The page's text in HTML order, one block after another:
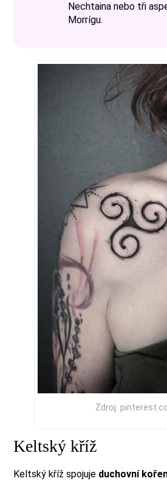
Nechtaina nebo tři
Morrígu.
Zdroj:
Keltský kříž
Keltský kříž spojuje duchovní